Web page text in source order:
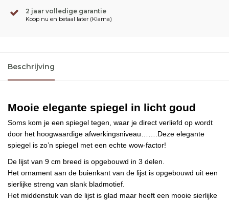
2 jaar volledige garantie
Koop nu en betaal later (Klarna)
Beschrijving
Mooie elegante spiegel in licht goud
Soms kom je een spiegel tegen, waar je direct verliefd op wordt
door het hoogwaardige afwerkingsniveau…….Deze elegante
spiegel is zo’n spiegel met een echte wow-factor!
De lijst van 9 cm breed is opgebouwd in 3 delen.
Het ornament aan de buienkant van de lijst is opgebouwd uit een
sierlijke streng van slank bladmotief.
Het middenstuk van de lijst is glad maar heeft een mooie sierlijke